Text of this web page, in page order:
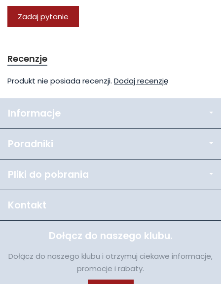
Zadaj pytanie
Recenzje
Produkt nie posiada recenzji. Dodaj recenzję
Informacje
Poradniki
Pliki do pobrania
Kontakt
Dołącz do naszego klubu.
Dołącz do naszego klubu i otrzymuj ciekawe informacje,
promocje i rabaty.